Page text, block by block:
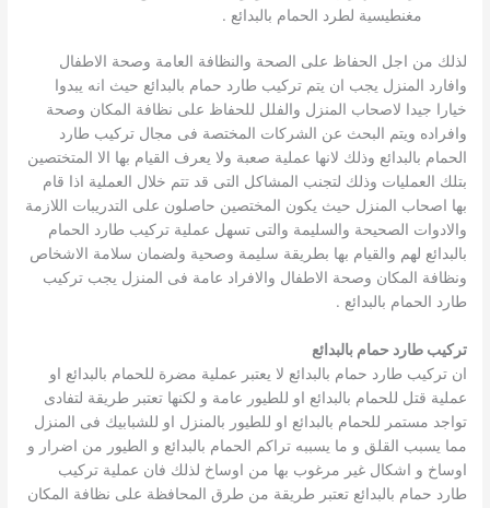
مغنطيسية لطرد الحمام بالبدائع .
لذلك من اجل الحفاظ على الصحة والنظافة العامة وصحة الاطفال
وافارد المنزل يجب ان يتم تركيب طارد حمام بالبدائع حيث انه يبدوا
خيارا جيدا لاصحاب المنزل والفلل للحفاظ على نظافة المكان وصحة
وافراده ويتم البحث عن الشركات المختصة فى مجال تركيب طارد
الحمام بالبدائع وذلك لانها عملية صعبة ولا يعرف القيام بها الا المتختصين
بتلك العمليات وذلك لتجنب المشاكل التى قد تتم خلال العملية اذا قام
بها اصحاب المنزل حيث يكون المختصين حاصلون على التدريبات اللازمة
والادوات الصحيحة والسليمة والتى تسهل عملية تركيب طارد الحمام
بالبدائع لهم والقيام بها بطريقة سليمة وصحية ولضمان سلامة الاشخاص
ونظافة المكان وصحة الاطفال والافراد عامة فى المنزل يجب تركيب
طارد الحمام بالبدائع .
تركيب طارد حمام بالبدائع
ان تركيب طارد حمام بالبدائع لا يعتبر عملية مضرة للحمام بالبدائع او
عملية قتل للحمام بالبدائع او للطيور عامة و لكنها تعتبر طريقة لتفادى
تواجد مستمر للحمام بالبدائع او للطيور بالمنزل او للشبابيك فى المنزل
مما يسبب القلق و ما يسببه تراكم الحمام بالبدائع و الطيور من اضرار و
اوساخ و اشكال غير مرغوب بها من اوساخ لذلك فان عملية تركيب
طارد حمام بالبدائع تعتبر طريقة من طرق المحافظة على نظافة المكان